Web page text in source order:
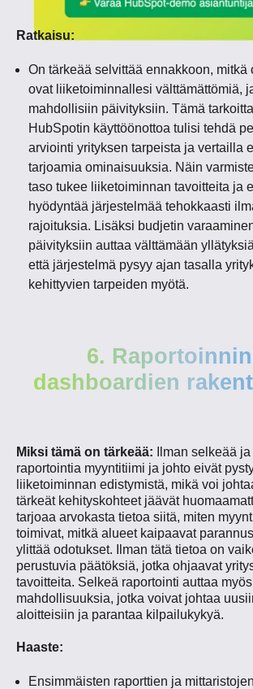
Ratkaisu:
On tärkeää selvittää ennakkoon, mitkä
ovat liiketoiminnallesi välttämättömiä,
mahdollisiin päivityksiin. Tämä
HubSpotin käyttöönottoa tulisi tehdä
arviointi yrityksen tarpeista ja vertailla
tarjoamia ominaisuuksia. Näin
taso tukee liiketoiminnan tavoitteita ja
hyödyntää järjestelmää tehokkaasti
rajoituksia. Lisäksi budjetin
päivityksiin auttaa välttämään
että järjestelmä pysyy ajan tasalla
kehittyvien tarpeiden myötä.
6.
dashboardien
Miksi tämä on tärkeää: Ilman selkeää
raportointia myyntitiimi ja johto eivät
liiketoiminnan edistymistä, mikä voi
tärkeät kehityskohteet jäävät
tarjoaa arvokasta tietoa siitä, miten
toimivat, mitkä alueet kaipaavat
ylittää odotukset. Ilman tätä tietoa on
perustuvia päätöksiä, jotka ohjaavat
tavoitteita. Selkeä raportointi auttaa
mahdollisuuksia, jotka voivat johtaa
aloitteisiin ja parantaa kilpailukykyä.
Haaste:
Ensimmäisten raporttien ja